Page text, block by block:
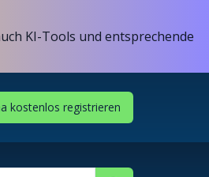
KI-Tools und entsprechende
kostenlos registrieren